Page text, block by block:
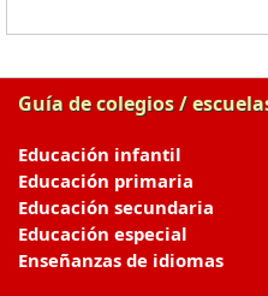
Guía de colegios /
Educación infantil
Educación primaria
Educación secundaria
Educación especial
Enseñanzas de idiomas